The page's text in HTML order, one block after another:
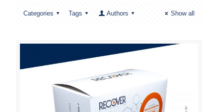
Categories Tags Authors Show all